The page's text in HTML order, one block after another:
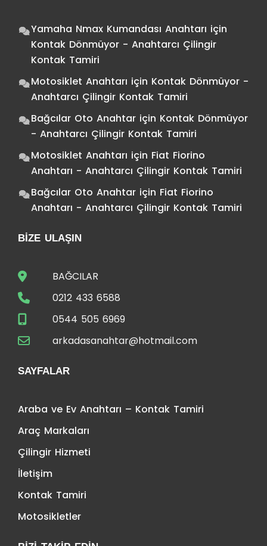
Yamaha Nmax Kumandası Anahtarı için
Kontak Dönmüyor - Anahtarcı Çilingir
Kontak Tamiri
Motosiklet Anahtarı için Kontak Dönmüyor -
Anahtarcı Çilingir Kontak Tamiri
Bağcılar Oto Anahtar için Kontak Dönmüyor
- Anahtarcı Çilingir Kontak Tamiri
Motosiklet Anahtarı için Fiat Fiorino
Anahtarı - Anahtarcı Çilingir Kontak Tamiri
Bağcılar Oto Anahtar için Fiat Fiorino
Anahtarı - Anahtarcı Çilingir Kontak Tamiri
BIZE ULAŞIN
BAĞCILAR
0212 433 6588
0544 505 6969
arkadasanahtar@hotmail.com
SAYFALAR
Araba ve Ev Anahtarı – Kontak Tamiri
Araç Markaları
Çilingir Hizmeti
İletişim
Kontak Tamiri
Motosikletler